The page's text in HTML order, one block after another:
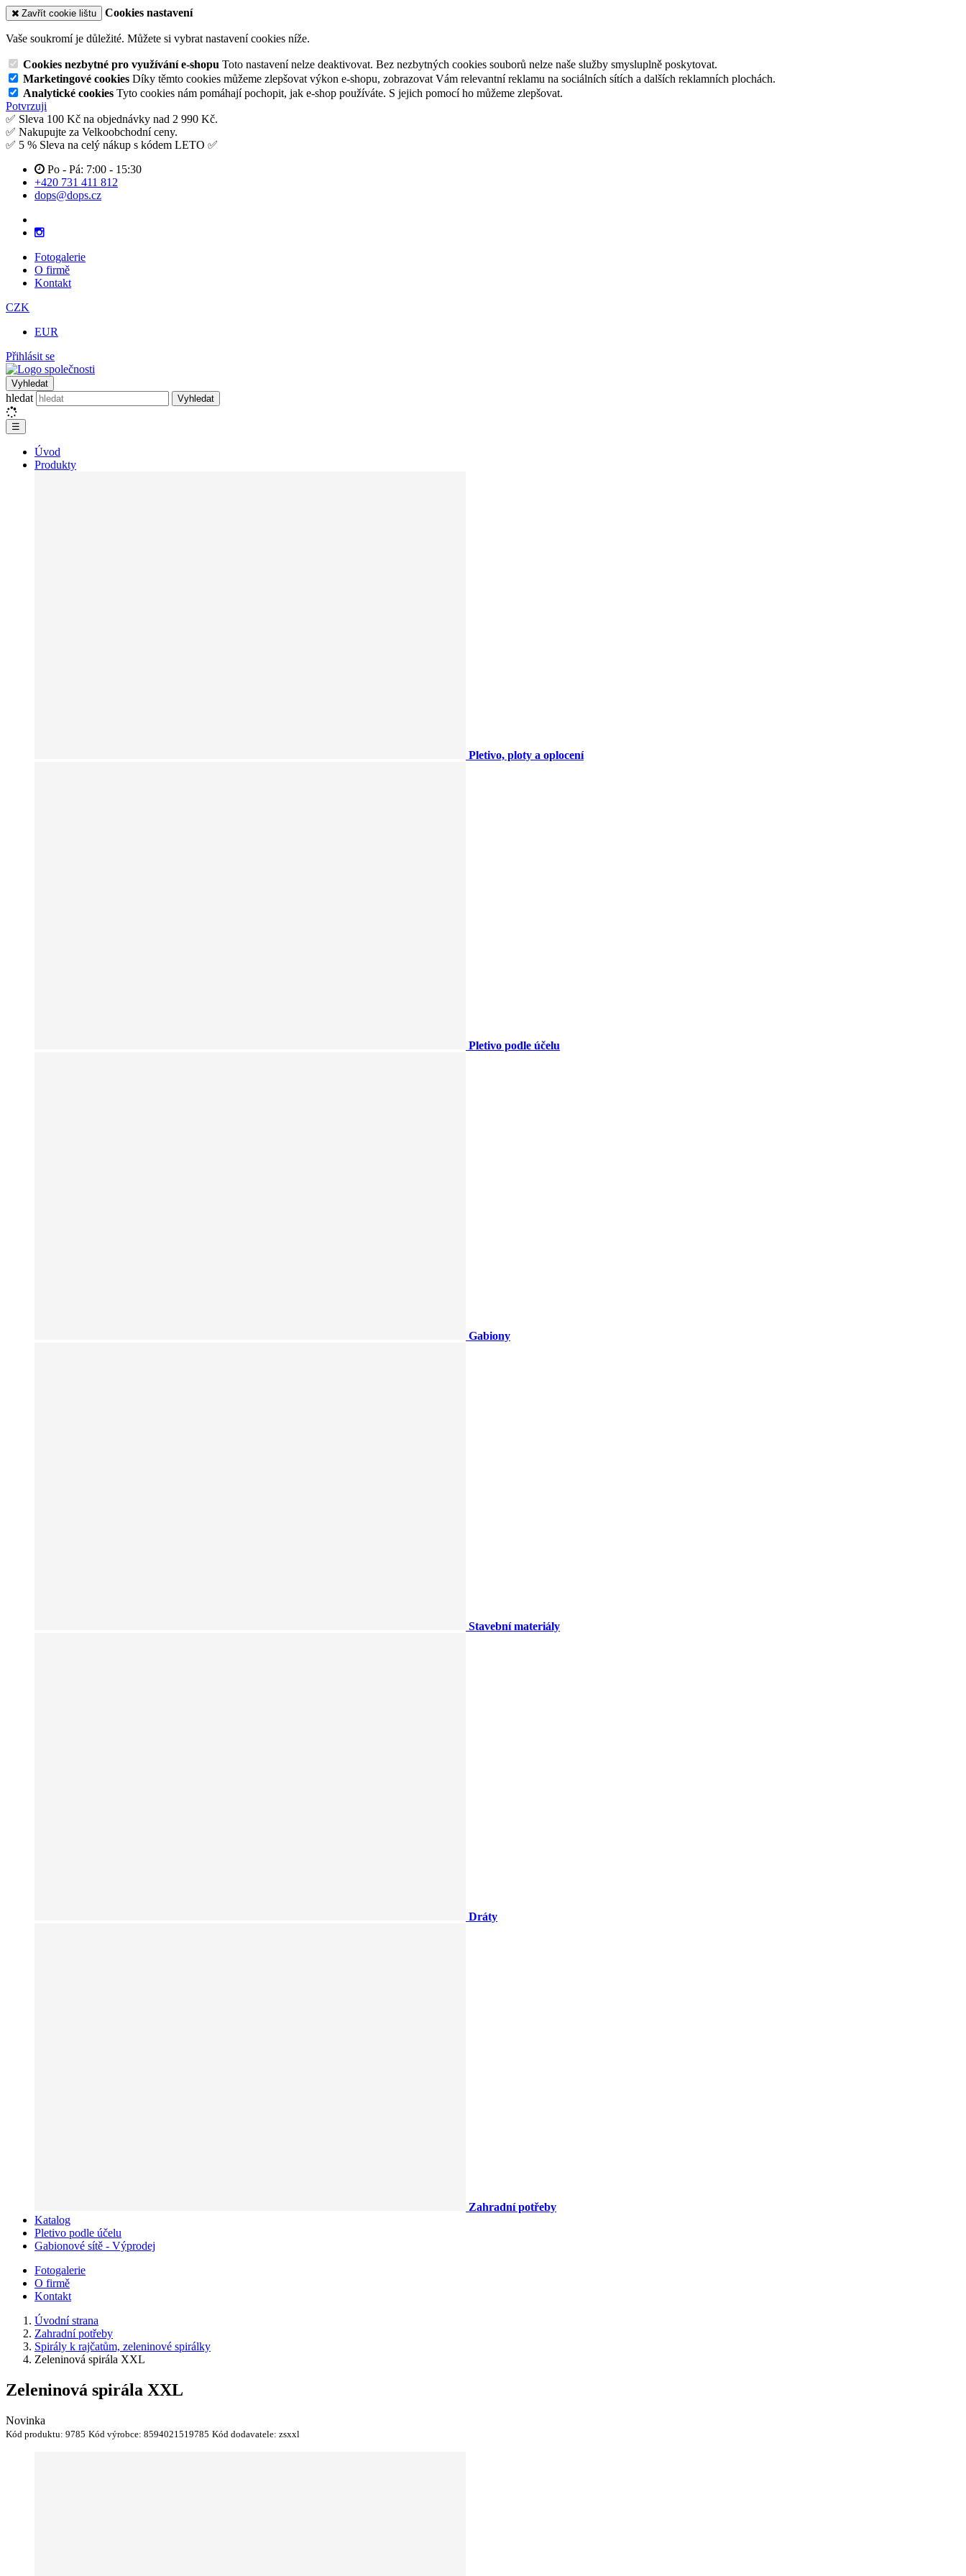
Zavřít cookie lištu Cookies nastavení
Vaše soukromí je důležité. Můžete si vybrat nastavení cookies níže.
Cookies nezbytné pro využívání e-shopu Toto nastavení nelze deaktivovat. Bez nezbytných cookies souborů nelze naše služby smysluplně poskytovat.
Marketingové cookies Díky těmto cookies můžeme zlepšovat výkon e-shopu, zobrazovat Vám relevantní reklamu na sociálních sítích a dalších reklamních plochách.
Analytické cookies Tyto cookies nám pomáhají pochopit, jak e-shop používáte. S jejich pomocí ho můžeme zlepšovat.
Potvrzuji
✅ Sleva 100 Kč na objednávky nad 2 990 Kč.
✅ Nakupujte za Velkoobchodní ceny.
✅ 5 % Sleva na celý nákup s kódem LETO ✅
Po - Pá: 7:00 - 15:30
+420 731 411 812
dops@dops.cz
Fotogalerie
O firmě
Kontakt
CZK
EUR
Přihlásit se
Vyhledat
hledat Vyhledat
☰
Úvod
Produkty
Pletivo, ploty a oplocení
Pletivo podle účelu
Gabiony
Stavební materiály
Dráty
Zahradní potřeby
Katalog
Pletivo podle účelu
Gabionové sítě - Výprodej
Fotogalerie
O firmě
Kontakt
Úvodní strana
Zahradní potřeby
Spirály k rajčatům, zeleninové spirálky
Zeleninová spirála XXL
Zeleninová spirála XXL
Novinka
Kód produktu: 9785 Kód výrobce: 8594021519785 Kód dodavatele: zsxxl